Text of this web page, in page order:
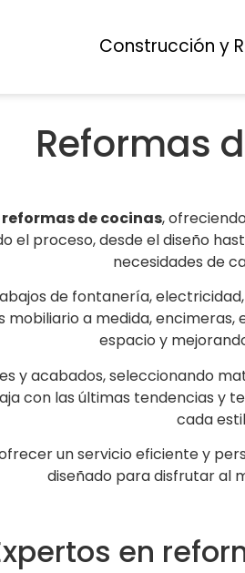
Construcción y
Reformas
reformas de cocinas,
el proceso, desde el diseño
necesidades de
de fontanería,
a medida,
espacio y
y acabados, seleccionando
con las últimas tendencias y
cada
ofrecer un servicio eficiente y
diseñado para disfrutar al
en